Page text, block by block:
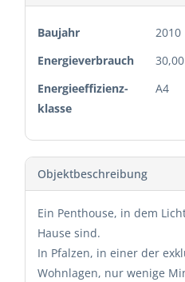
Baujahr
2010
Energie­verbrauch
30,00
Energie­effizienz­
klasse
A4
Objekt­beschreibung
Ein Penthouse, in dem
Hause sind.
In Pfalzen, in einer der
Wohnlagen, nur wenige